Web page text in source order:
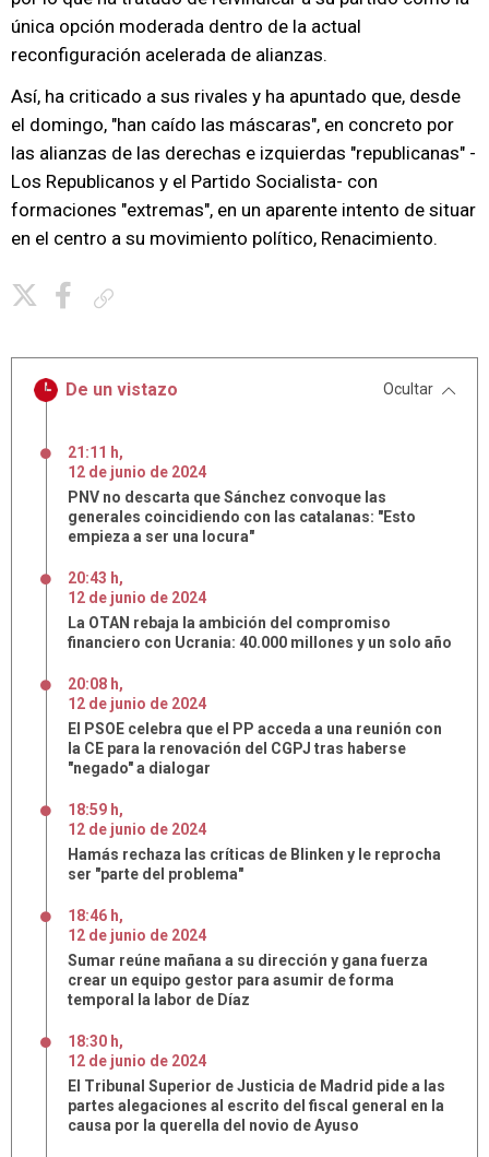
única opción moderada dentro de la actual
reconfiguración acelerada de alianzas.
Así, ha criticado a sus rivales y ha apuntado que, desde
el domingo, "han caído las máscaras", en concreto por
las alianzas de las derechas e izquierdas "republicanas" -
Los Republicanos y el Partido Socialista- con
formaciones "extremas", en un aparente intento de situar
en el centro a su movimiento político, Renacimiento.
De un vistazo Ocultar
21:11 h,
12 de junio de 2024
PNV no descarta que Sánchez convoque las
generales coincidiendo con las catalanas: "Esto
empieza a ser una locura"
20:43 h,
12 de junio de 2024
La OTAN rebaja la ambición del compromiso
financiero con Ucrania: 40.000 millones y un solo año
20:08 h,
12 de junio de 2024
El PSOE celebra que el PP acceda a una reunión con
la CE para la renovación del CGPJ tras haberse
"negado" a dialogar
18:59 h,
12 de junio de 2024
Hamás rechaza las críticas de Blinken y le reprocha
ser "parte del problema"
18:46 h,
12 de junio de 2024
Sumar reúne mañana a su dirección y gana fuerza
crear un equipo gestor para asumir de forma
temporal la labor de Díaz
18:30 h,
12 de junio de 2024
El Tribunal Superior de Justicia de Madrid pide a las
partes alegaciones al escrito del fiscal general en la
causa por la querella del novio de Ayuso